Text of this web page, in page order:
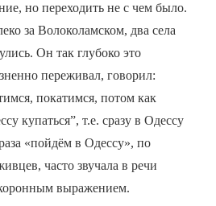
но переходить не с чем было.
за Волоколамском, два села
Он так глубоко это
переживал, говорил:
покатимся, потом как
купаться”, т.е. сразу в Одессу
«пойдём в Одессу», по
часто звучала в речи
выражением.